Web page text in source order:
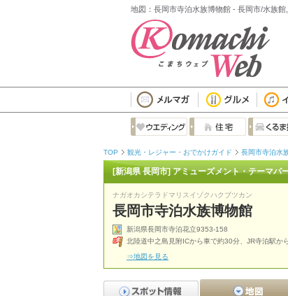
地図：長岡市寺泊水族博物館 - 長岡市/水族館
TOP 観光・レジャー・おでかけガイド 長岡市寺泊水
[新潟県 長岡市] アミューズメント・テーマパ
ナガオカシテラドマリスイゾクハクブツカン
長岡市寺泊水族博物館
新潟県長岡市寺泊花立9353-158
北陸道中之島見附ICから車で約30分、JR寺泊駅か
⇒地図を見る